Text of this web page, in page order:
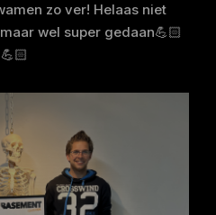
zo ver! Helaas niet
wel super gedaan💪🏻
💪🏻